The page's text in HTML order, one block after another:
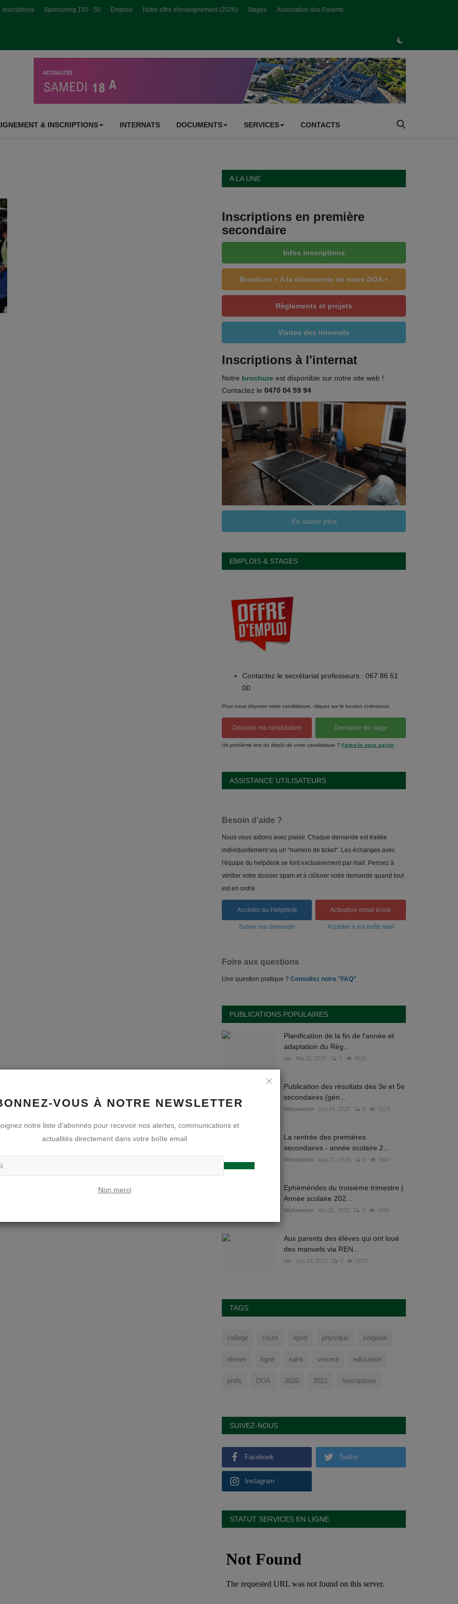
Inscriptions Sponsoring 150 - 50 Emplois Notre offre d'enseignement (2026) Stages Association des Parents
& INSCRIPTIONS INTERNATS DOCUMENTS SERVICES CONTACTS
VOUS À NOTRE NEWSLETTER
notre liste d'abonnés pour recevoir nos alertes, communications et
actualités directement dans votre boîte email
Non merci
A LA UNE
Inscriptions en première
secondaire
Infos inscriptions
Brochure « A la découverte de notre DOA »
Règlements et projets
Visites des internats
Inscriptions à l'internat
Notre brochure est disponible sur notre site web !
Contactez le 0470 04 59 94
En savoir plus
EMPLOIS & STAGES
Contactez le secrétariat professeurs : 067 86 51
00
Pour nous déposer votre candidature, cliquez sur le bouton ci-dessous.
Déposer ma candidature Demande de stage
Un problème lors du dépôt de votre candidature ? Faites-le nous savoir
ASSISTANCE UTILISATEURS
Besoin d'aide ?
Nous vous aidons avec plaisir. Chaque demande est traitée
individuellement via un "numéro de ticket". Les échanges avec
l'équipe du helpdesk se font exclusivement par mail. Pensez à
vérifier votre dossier spam et à clôturer votre demande quand tout
est en ordre.
Accéder au Helpdesk Activation email école
Suivre ma demande Accéder à ma boîte mail
Foire aux questions
Une question pratique ? Consultez notre "FAQ"
PUBLICATIONS POPULAIRES
Planification de la fin de l'année et
adaptation du Règ...
vw Mai 11, 2020 0 8510
Publication des résultats des 3e et 5e
secondaires (gén...
Webmaster Jun 24, 2020 0 5574
La rentrée des premières
secondaires - année scolaire 2...
Webmaster Aug 27, 2025 0 3607
Ephémérides du troisième trimestre |
Année scolaire 202...
Webmaster Avr 26, 2022 0 3456
Aux parents des élèves qui ont loué
des manuels via REN...
vw Jun 19, 2021 0 1870
TAGS
college cours sport physique soignies
eleves ligne saint vincent education
profs DOA 2020 2021 Inscriptions
SUIVEZ-NOUS
Facebook Twitter
Instagram
STATUT SERVICES EN LIGNE